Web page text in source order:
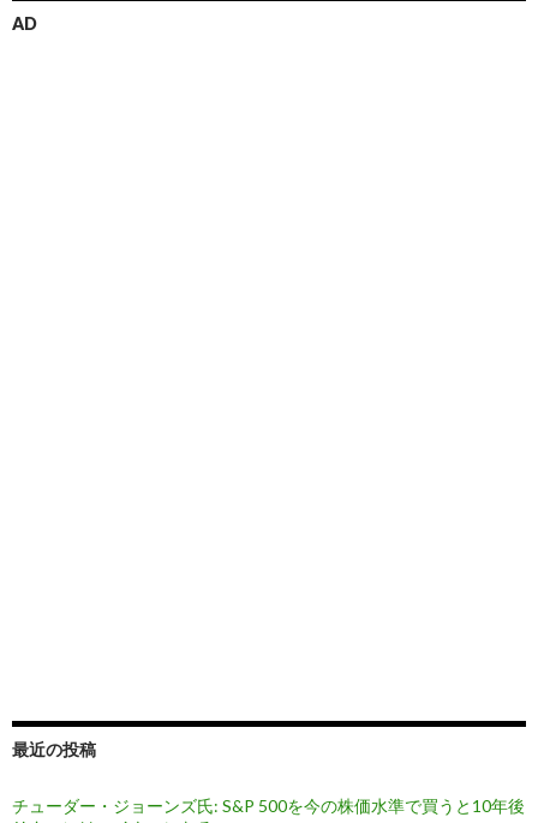
AD
最近の投稿
チューダー・ジョーンズ氏: S&P 500を今の株価水準で買うと10年後